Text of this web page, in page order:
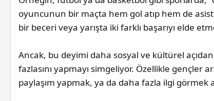
oyuncunun bir maçta hem gol atıp hem de
bir beceri veya yarışta iki farklı başarıyı elde
Ancak, bu deyimi daha sosyal ve kültürel
fazlasını yapmayı simgeliyor. Özellikle
paylaşım yapmak, ya da daha fazla ilgi görmek